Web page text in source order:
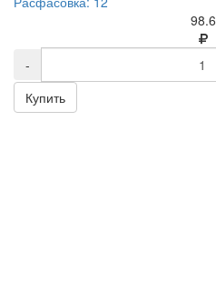
98.6
-
Купить